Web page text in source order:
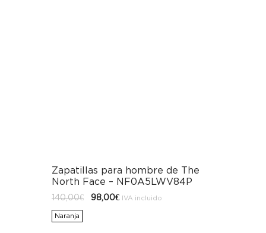
Zapatillas para hombre de The
North Face – NF0A5LWV84P
140,00€
El98,00€ElIVA incluido
Naranja